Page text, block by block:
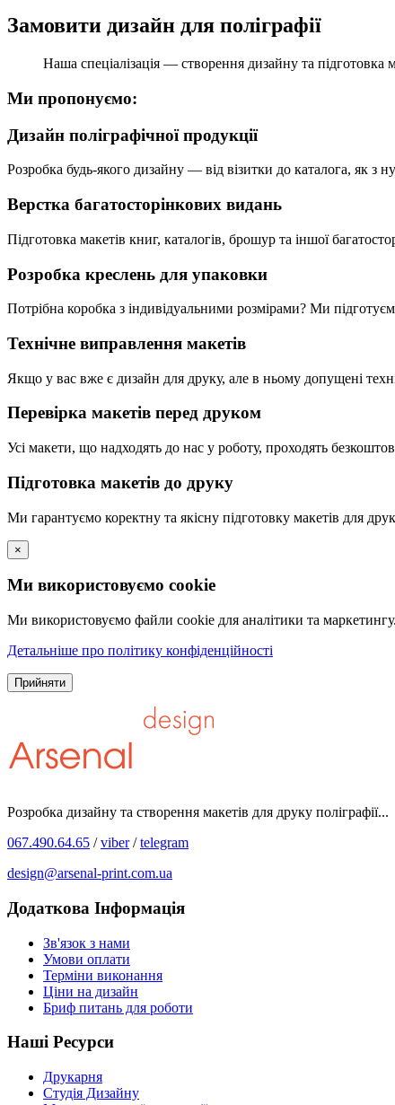
Замовити дизайн для поліграфії
Наша спеціалізація — створення дизайну та підготовка
Ми пропонуємо:
Дизайн поліграфічної продукції
Розробка будь-якого дизайну — від візитки до каталога, як з
Верстка багатосторінкових видань
Підготовка макетів книг, каталогів, брошур та іншої
Розробка креслень для упаковки
Потрібна коробка з індивідуальними розмірами? Ми
Технічне виправлення макетів
Якщо у вас вже є дизайн для друку, але в ньому допущені
Перевірка макетів перед друком
Усі макети, що надходять до нас у роботу, проходять
Підготовка макетів до друку
Ми гарантуємо коректну та якісну підготовку макетів для
×
Ми використовуємо cookie
Ми використовуємо файли cookie для аналітики та
Детальніше про політику конфіденційності
Прийняти
Розробка дизайну та створення макетів для друку поліграфії...
067.490.64.65 /viber/telegram
design@arsenal-print.com.ua
Додаткова Інформація
Зв'язок з нами
Умови оплати
Терміни виконання
Ціни на дизайн
Бриф питань для роботи
Наші Ресурси
Друкарня
Студія Дизайну